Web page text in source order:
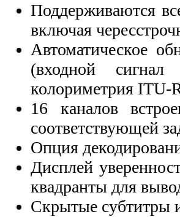
Поддерживаются
включая
Автоматическое
(входной
колориметрия ITU-
16 каналов
соответствующей
Опция
Дисплей
квадранты для
Скрытые субтитры